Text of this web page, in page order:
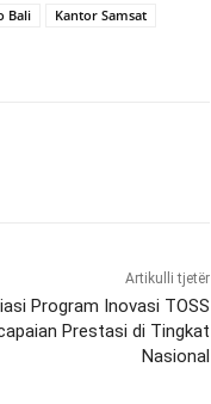
Bali
Kantor Samsat
Artikulli tjetër
Program Inovasi TOSS
Prestasi di Tingkat
Nasional